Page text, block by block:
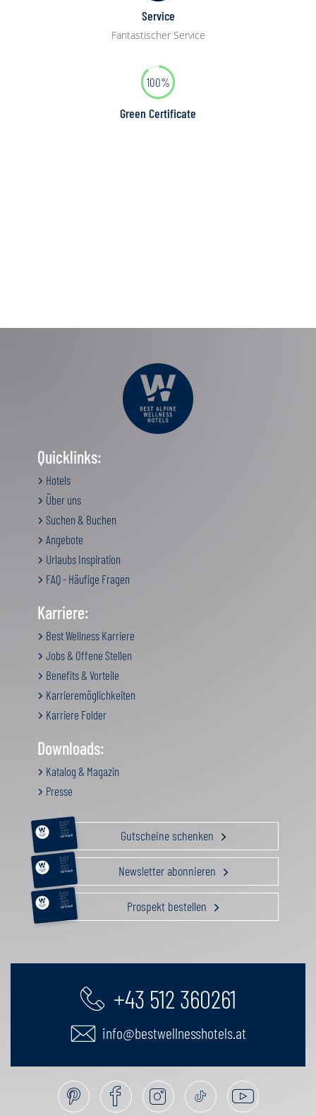
Service
Fantastischer Service
100%
Green Certificate
Quicklinks:
Hotels
Über uns
Suchen & Buchen
Angebote
Urlaubs Inspiration
FAQ - Häufige Fragen
Karriere:
Best Wellness Karriere
Jobs & Offene Stellen
Benefits & Vorteile
Karrieremöglichkeiten
Karriere Folder
Downloads:
Katalog & Magazin
Presse
RELAX &
BEAUTY
AKTIV
GENUSS
FAMILIE
GUTSCHEIN Gutscheine schenken
RELAX &
BEAUTY
AKTIV
GENUSS
FAMILIE
GUTSCHEIN Newsletter abonnieren
RELAX &
BEAUTY
AKTIV
GENUSS
FAMILIE
GUTSCHEIN Prospekt bestellen
+43 512 360261
info@bestwellnesshotels.at